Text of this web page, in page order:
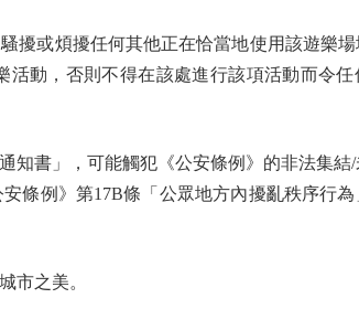
或煩擾任何其他正在恰當地使用該遊樂場
動，否則不得在該處進行該項活動而令任
書」，可能觸犯《公安條例》的非法集結/
條例》第17B條「公眾地方內擾亂秩序行為
市之美。